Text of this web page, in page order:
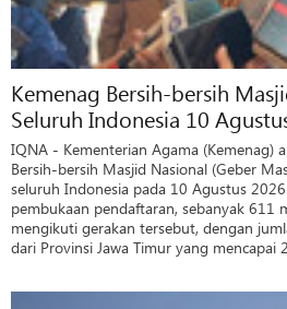
Kemenag Bersih-bersih
Seluruh Indonesia 10
IQNA - Kementerian Agama (Kemenag)
Bersih-bersih Masjid Nasional (Geber
seluruh Indonesia pada 10 Agustus
pembukaan pendaftaran, sebanyak 611
mengikuti gerakan tersebut, dengan
dari Provinsi Jawa Timur yang mencapai